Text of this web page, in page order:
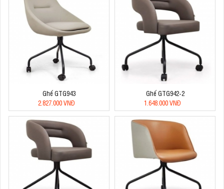
Ghế GTG943
2.827.000 VNĐ
Ghế GTG942-2
1.648.000 VNĐ